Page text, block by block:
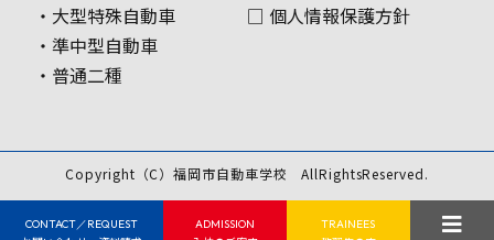
・大型特殊自動車
・準中型自動車
・普通二種
□ 個人情報保護方針
Copyright（C）福岡市自動車学校 AllRightsReserved.
CONTACT／REQUEST ADMISSION TRAINEES